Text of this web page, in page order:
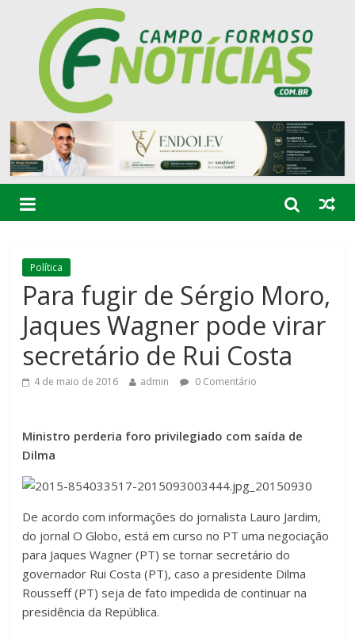
Política
Para fugir de Sérgio Moro,
Jaques Wagner pode virar
secretário de Rui Costa
4 de maio de 2016 admin 0 Comentário
Ministro perderia foro privilegiado com saída de
Dilma
De acordo com informações do jornalista Lauro Jardim,
do jornal O Globo, está em curso no PT uma negociação
para Jaques Wagner (PT) se tornar secretário do
governador Rui Costa (PT), caso a presidente Dilma
Rousseff (PT) seja de fato impedida de continuar na
presidência da República.